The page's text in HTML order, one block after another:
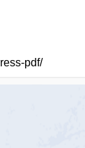
pdf/